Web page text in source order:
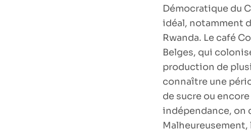
Démocratique du
idéal, notamment
Rwanda. Le café
Belges, qui
production de
connaître une
de sucre ou
indépendance, on